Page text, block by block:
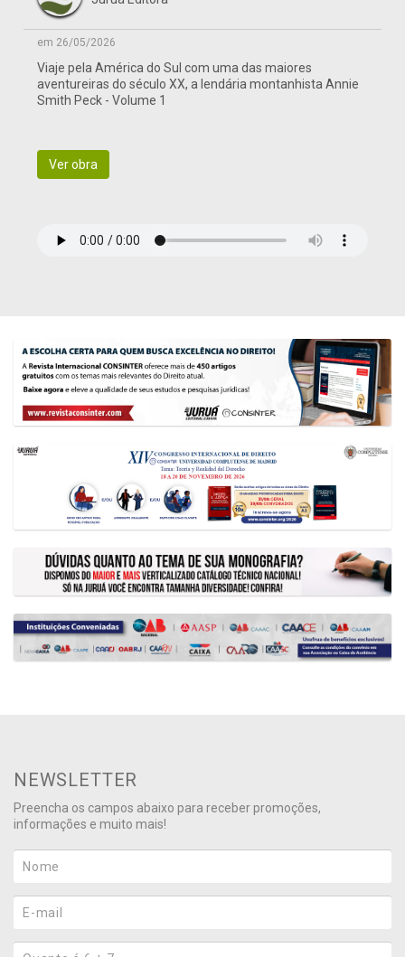
em 26/05/2026
Viaje pela América do Sul com uma das maiores
aventureiras do século XX, a lendária montanhista Annie
Smith Peck - Volume 1
Ver obra
NEWSLETTER
Preencha os campos abaixo para receber promoções,
informações e muito mais!